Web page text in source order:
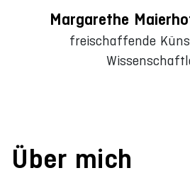
Margarethe
freischaffende
Über mich